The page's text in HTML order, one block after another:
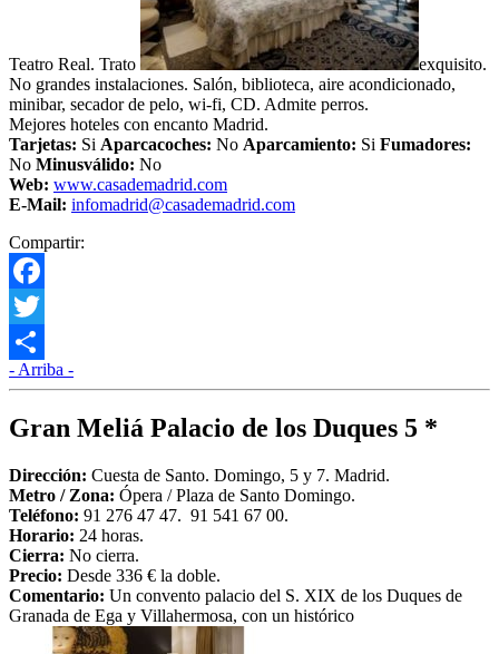
Teatro Real. Trato
exquisito.
No grandes instalaciones. Salón, biblioteca, aire acondicionado,
minibar, secador de pelo, wi-fi, CD. Admite perros.
Mejores hoteles con encanto Madrid.
Tarjetas: Si Aparcacoches: No Aparcamiento: Si Fumadores:
No Minusválido: No
Web: www.casademadrid.com
E-Mail: infomadrid@casademadrid.com
Compartir:
Facebook
Twitter
Compartir
- Arriba -
Gran Meliá Palacio de los Duques 5 *
Dirección: Cuesta de Santo. Domingo, 5 y 7. Madrid.
Metro / Zona: Ópera / Plaza de Santo Domingo.
Teléfono: 91 276 47 47. 91 541 67 00.
Horario: 24 horas.
Cierra: No cierra.
Precio: Desde 336 € la doble.
Comentario: Un convento palacio del S. XIX de los Duques de
Granada de Ega y Villahermosa, con un histórico